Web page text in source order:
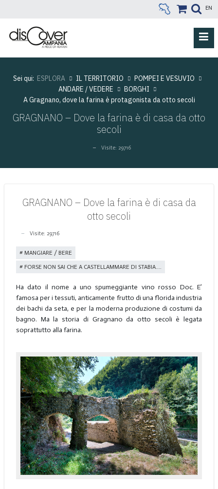
EN
Sei qui: ESPLORA IL TERRITORIO
POMPEI E VESUVIO
ANDARE / VEDERE
BORGHI
A Gragnano, dove la farina è protagonista da otto secoli
GRAGNANO – Dove la farina è di casa da otto
secoli
Visite: 29716
GRAGNANO – Dove la farina è di casa da
otto secoli
Visite: 29716
MANGIARE / BERE
FORSE NON SAI CHE A CASTELLAMMARE DI STABIA....
Ha dato il nome a uno spumeggiante vino rosso Doc. E’
famosa per i tessuti, anticamente frutto di una florida industria
dei bachi da seta, e per la moderna produzione di costumi da
bagno. Ma la storia di Gragnano da otto secoli è legata
soprattutto alla farina.